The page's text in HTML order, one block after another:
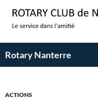
contenu
Rotary Nanterre
ACTIONS